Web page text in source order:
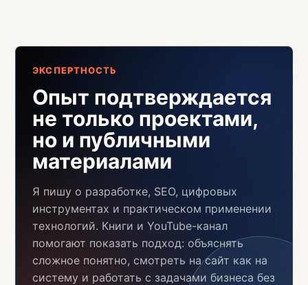
ЭКСПЕРТНОСТЬ
Опыт подтверждается
не только проектами,
но и публичными
материалами
Я пишу о разработке, SEO, цифровых
инструментах и практическом применении
технологий. Книги и YouTube-канал
помогают показать подход: объяснять
сложное понятно, смотреть на сайт как на
систему и работать с задачами бизнеса без